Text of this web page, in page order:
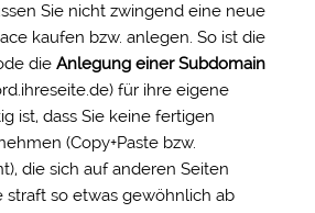
Sie nicht zwingend eine neue
kaufen bzw. anlegen. So ist die
die Anlegung einer Subdomain
für ihre eigene
ist, dass Sie keine fertigen
(Copy+Paste bzw.
die sich auf anderen Seiten
straft so etwas gewöhnlich ab